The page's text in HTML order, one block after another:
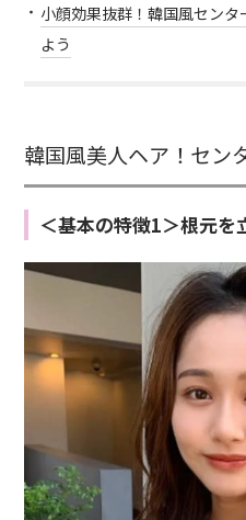
小顔効果抜群！韓国風セン
よう
韓国風美人ヘア！セン
＜基本の特徴1＞根元を